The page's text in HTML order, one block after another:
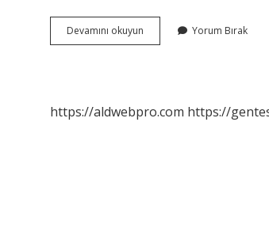
Devamını okuyun
Kapanınca
Yorum Bırak
https://aldwebpro.com https://